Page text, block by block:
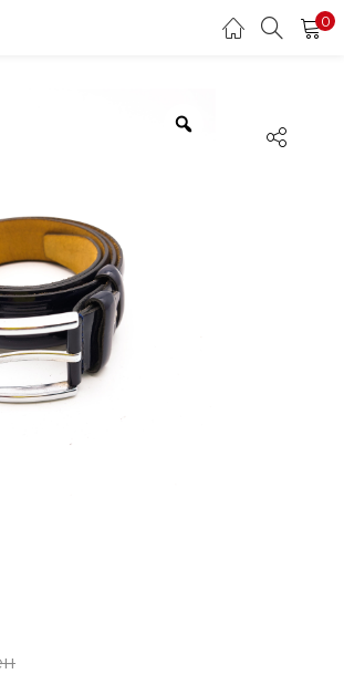
0
Нормална
and password to login.
Login
Lost password?